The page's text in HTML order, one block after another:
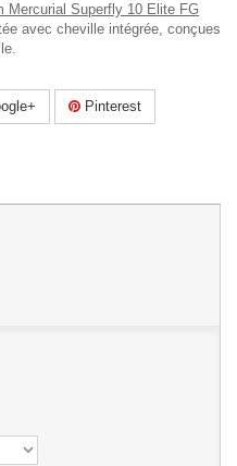
Mercurial Superfly 10 Elite FG
avec cheville intégrée, conçues
Pinterest